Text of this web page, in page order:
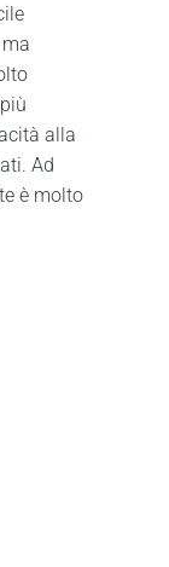
alla
Ad
è molto